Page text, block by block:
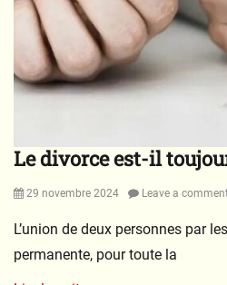
Le divorce est-il
Posted
29 novembre 2024 Leave a
L’union de deux personnes par
permanente, pour toute la